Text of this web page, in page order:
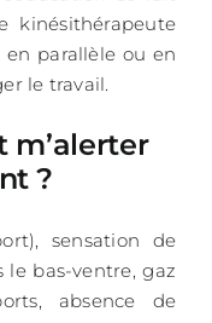
kinésithérapeute
en parallèle ou en
le travail.
m’alerter
?
sensation de
le bas-ventre, gaz
absence de